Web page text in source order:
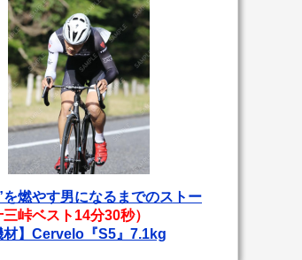
を燃やす男になるまでのストー
三峠ベスト14分30秒）
材】Cervelo『S5』7.1kg